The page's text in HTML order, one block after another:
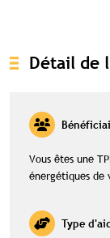
Détail de
Vous êtes une
énergétiques de
Type